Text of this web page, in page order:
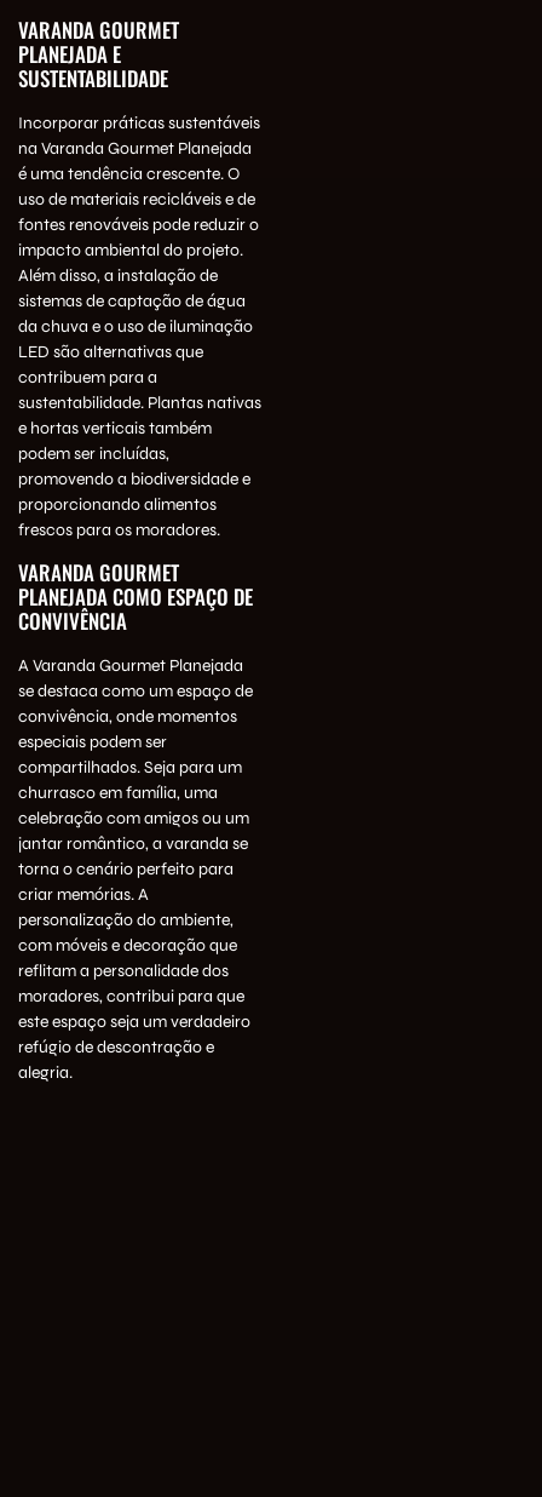
VARANDA GOURMET
PLANEJADA E
SUSTENTABILIDADE
Incorporar práticas sustentáveis
na Varanda Gourmet Planejada
é uma tendência crescente. O
uso de materiais recicláveis e de
fontes renováveis pode reduzir o
impacto ambiental do projeto.
Além disso, a instalação de
sistemas de captação de água
da chuva e o uso de iluminação
LED são alternativas que
contribuem para a
sustentabilidade. Plantas nativas
e hortas verticais também
podem ser incluídas,
promovendo a biodiversidade e
proporcionando alimentos
frescos para os moradores.
VARANDA GOURMET
PLANEJADA COMO ESPAÇO DE
CONVIVÊNCIA
A Varanda Gourmet Planejada
se destaca como um espaço de
convivência, onde momentos
especiais podem ser
compartilhados. Seja para um
churrasco em família, uma
celebração com amigos ou um
jantar romântico, a varanda se
torna o cenário perfeito para
criar memórias. A
personalização do ambiente,
com móveis e decoração que
reflitam a personalidade dos
moradores, contribui para que
este espaço seja um verdadeiro
refúgio de descontração e
alegria.